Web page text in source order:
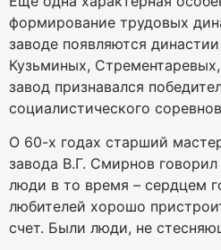
формирование трудовых
заводе появляются
Кузьминых,
завод признавался
социалистического
О 60-х годах старший
завода В.Г. Смирнов
люди в то время – сердцем
любителей хорошо
счет. Были люди, не